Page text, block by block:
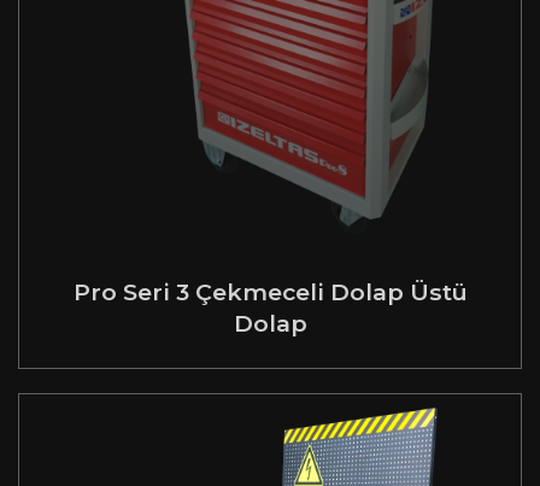
Pro Seri 3 Çekmeceli Dolap Üstü
Dolap